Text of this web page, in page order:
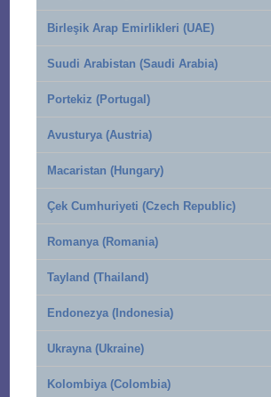
Birleşik Arap Emirlikleri (UAE)
Suudi Arabistan (Saudi Arabia)
Portekiz (Portugal)
Avusturya (Austria)
Macaristan (Hungary)
Çek Cumhuriyeti (Czech Republic)
Romanya (Romania)
Tayland (Thailand)
Endonezya (Indonesia)
Ukrayna (Ukraine)
Kolombiya (Colombia)